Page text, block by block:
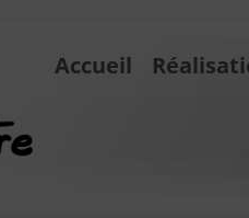
Accueil